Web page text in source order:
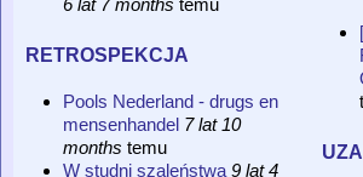
6 lat 7 months temu
retrospekcja
Pools Nederland - drugs en
mensenhandel 7 lat 10
months temu
W studni szaleństwa 9 lat 4